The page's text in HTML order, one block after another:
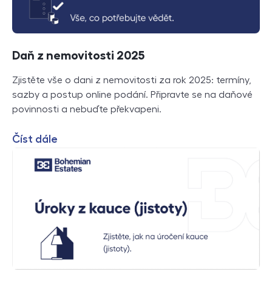
Daň z nemovitosti 2025
Zjistěte vše o dani z nemovitosti za rok 2025: termíny,
sazby a postup online podání. Připravte se na daňové
povinnosti a nebuďte překvapeni.
Číst dále